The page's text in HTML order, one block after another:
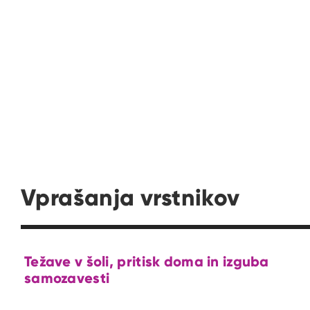
Vprašanja vrstnikov
Težave v šoli, pritisk doma in izguba
samozavesti